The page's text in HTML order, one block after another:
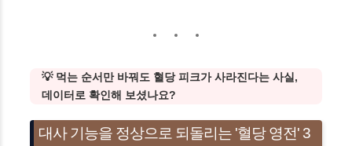
💡 먹는 순서만 바꿔도 혈당 피크가 사라진다는 사실,
데이터로 확인해 보셨나요?
대사 기능을 정상으로 되돌리는 '혈당 영전' 3